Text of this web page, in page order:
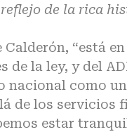
de la rica
“está
de la ley, y del
como
de los servicios
estar